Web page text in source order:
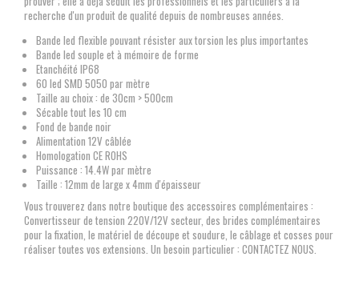
recherche d'un produit de qualité depuis de nombreuses années.
Bande led flexible pouvant résister aux torsion les plus importantes
Bande led souple et à mémoire de forme
Etanchéité IP68
60 led SMD 5050 par mètre
Taille au choix : de 30cm > 500cm
Sécable tout les 10 cm
Fond de bande noir
Alimentation 12V câblée
Homologation CE ROHS
Puissance : 14.4W par mètre
Taille : 12mm de large x 4mm d'épaisseur
Vous trouverez dans notre boutique des accessoires complémentaires :
Convertisseur de tension 220V/12V secteur, des brides complémentaires
pour la fixation, le matériel de découpe et soudure, le câblage et cosses pour
réaliser toutes vos extensions. Un besoin particulier : CONTACTEZ NOUS.